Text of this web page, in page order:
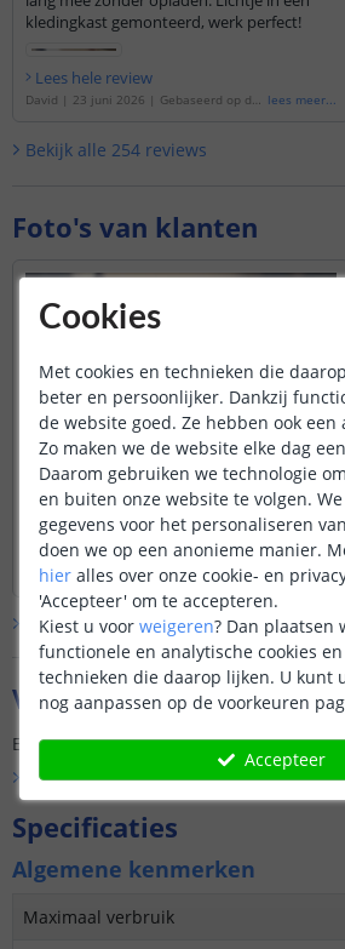
kledingkast gemonteerd, werk perfect!
Lees hele review
David | 23 juni 2026 | Gebaseerd op de lees meer...
Bekijk alle 254 reviews
Foto's van klanten
Bekijk alleklantfoto’s
Vraag & antwoord
Er is nog geen vraag gesteld over dit
Bekijk alle Vraag & antwoord
Specificaties
Algemene kenmerken
Maximaal verbruik
Cookies
Met cookies en technieken die
beter en persoonlijker. Dankzij
de website goed. Ze hebben ook
Zo maken we de website elke dag
Daarom gebruiken we technologie
en buiten onze website te volgen.
gegevens voor het personaliseren
doen we op een anonieme manier.
hier alles over onze cookie- en
'Accepteer' om te accepteren.
Kiest u voor weigeren? Dan plaatsen
functionele en analytische cookies
technieken die daarop lijken. U kunt
nog aanpassen op de voorkeuren
Accepteer